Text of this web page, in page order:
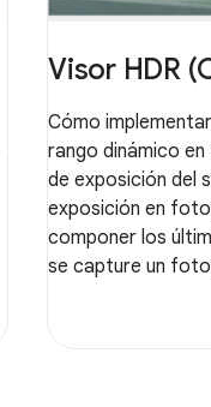
Visor HDR
Cómo
rango dinámico
de exposición del
exposición en
componer los
se capture un